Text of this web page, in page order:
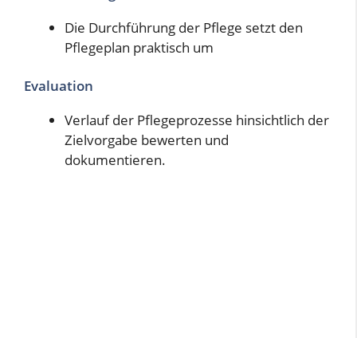
Die Durchführung der Pflege setzt den
Pflegeplan praktisch um
Evaluation
Verlauf der Pflegeprozesse hinsichtlich der
Zielvorgabe bewerten und
dokumentieren.